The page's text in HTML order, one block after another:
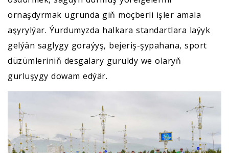
ornaşdyrmak ugrunda giň möçberli işler amala
aşyrylýar. Ýurdumyzda halkara standartlara laýyk
gelýän saglygy goraýyş, bejeriş-şypahana, sport
düzümleriniň desgalary guruldy we olaryň
gurluşygy dowam edýär.